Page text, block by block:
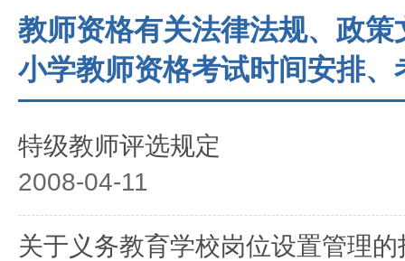
教师资格有关法律法规、政
小学教师资格考试时间安排
特级教师评选规定
2008-04-11
关于义务教育学校岗位设置管理